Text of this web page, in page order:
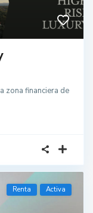
zona financiera de
Renta Activa